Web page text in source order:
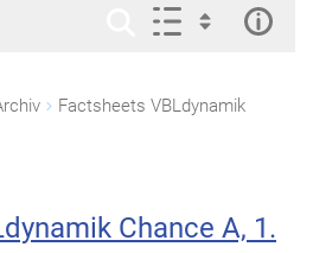
Factsheets VBLdynamik
Chance A, 1.